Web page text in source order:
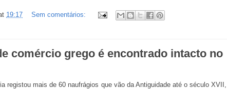
19:17
Sem comentários:
comércio grego é encontrado intacto no
registou mais de 60 naufrágios que vão da Antiguidade até o século XVII,